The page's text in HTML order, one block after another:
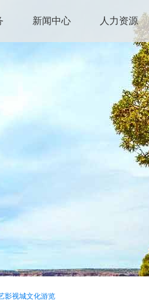
新闻中心 人力资源
影视城文化游览